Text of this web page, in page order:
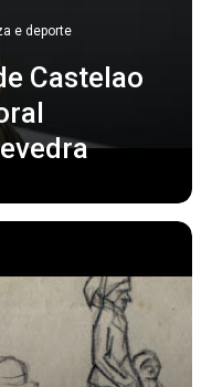
e deporte
Castelao